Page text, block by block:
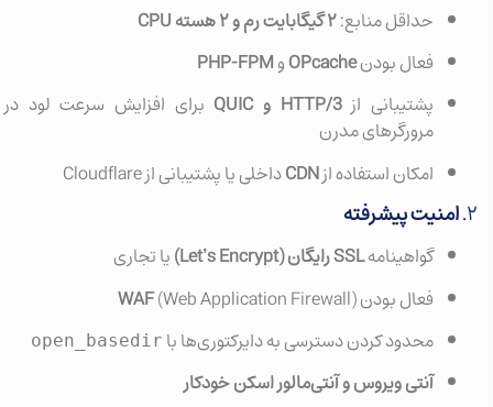
حداقل منابع:۲ گیگابایت رم و ۲ هسته CPU
فعال بودنOPcacheوPHP-FPM
پشتیبانی از HTTP/3 و QUIC
برای افزایش سرعت لود در
مرورگرهای مدرن
امکان استفاده ازCDNداخلی یا پشتیبانی از Cloudflare
۲. امنیت پیشرفته
گواهینامهSSL رایگان (Let’s Encrypt)
یا تجاری
فعال بودن
WAF(Web Application Firewall)
محدود کردن دسترسی به دایرکتوری‌ها باopen_basedir
آنتی ویروس و آنتی‌مالور اسکن خودکار